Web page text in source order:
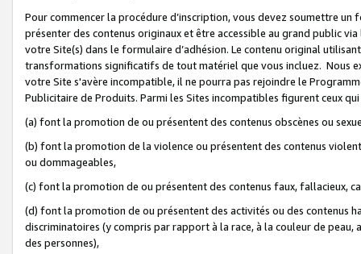
Pour commencer la procédure d’inscription, vous devez soumettre
présenter des contenus originaux et être accessible au grand public
votre Site(s) dans le formulaire d’adhésion. Le contenu original
transformations significatifs de tout matériel que vous incluez. Nous
votre Site s'avère incompatible, il ne pourra pas rejoindre le
Publicitaire de Produits. Parmi les Sites incompatibles figurent ceux
(a) font la promotion de ou présentent des contenus obscènes ou
(b) font la promotion de la violence ou présentent des contenus
ou dommageables,
(c) font la promotion de ou présentent des contenus faux, fallacieux,
(d) font la promotion de ou présentent des activités ou des contenus
discriminatoires (y compris par rapport à la race, à la couleur de
des personnes),